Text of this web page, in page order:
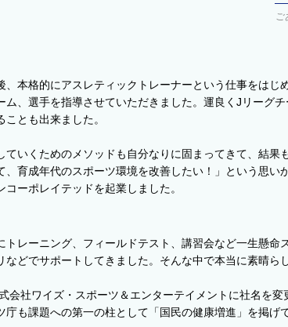
ご
、本格的にアスレティックトレーナーという仕事をはじ
ム、選手を指導させていただきました。運良くJリーグ
とも出来ました。
ていくためのメソッドも自分なりに固まってきて、結果
、育成年代のスポーツ環境を改善したい！」という思い
コーポレイテッドを起業しました。
トレーニング、フィールドテスト、講習会など一生懸
などでサポートしてきました。そんな中で本当に素晴ら
会社ワイズ・スポーツ＆エンターテイメントに社名を
庁も課題への第一の柱として「国民の健康増進」を掲げ